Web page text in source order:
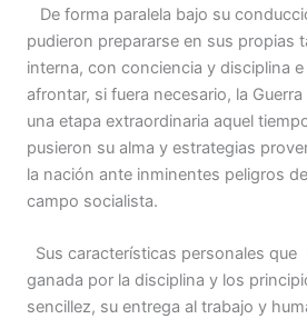
De forma paralela bajo su
pudieron prepararse en sus propias
interna, con conciencia y disciplina
afrontar, si fuera necesario, la
una etapa extraordinaria aquel
pusieron su alma y estrategias
la nación ante inminentes peligros
campo socialista.
Sus características personales que
ganada por la disciplina y los
sencillez, su entrega al trabajo y